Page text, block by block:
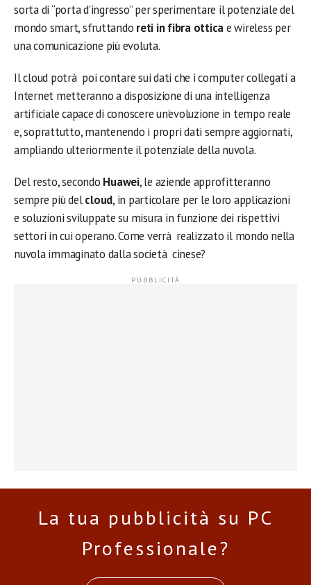
sorta di “porta d’ingresso” per sperimentare il potenziale del
mondo smart, sfruttando reti in fibra otticae wireless per
una comunicazione più evoluta.
Il cloud potrà poi contare sui dati che i computer collegati a
Internet metteranno a disposizione di una intelligenza
artificiale capace di conoscere un’evoluzione in tempo reale
e, soprattutto, mantenendo i propri dati sempre aggiornati,
ampliando ulteriormente il potenziale della nuvola.
Del resto, secondo Huawei, le aziende approfitteranno
sempre più delcloud, in particolare per le loro applicazioni
e soluzioni sviluppate su misura in funzione dei rispettivi
settori in cui operano. Come verrà realizzato il mondo nella
nuvola immaginato dalla società cinese?
La tua pubblicità su PC
Professionale?